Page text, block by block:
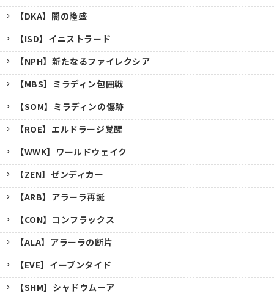
【DKA】闇の隆盛
【ISD】イニストラード
【NPH】新たなるファイレクシア
【MBS】ミラディン包囲戦
【SOM】ミラディンの傷跡
【ROE】エルドラージ覚醒
【WWK】ワールドウェイク
【ZEN】ゼンディカー
【ARB】アラーラ再誕
【CON】コンフラックス
【ALA】アラーラの断片
【EVE】イーブンタイド
【SHM】シャドウムーア